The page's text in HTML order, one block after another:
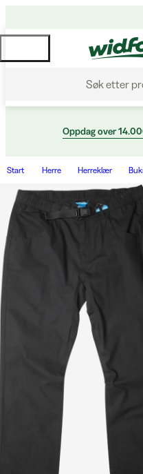
Søk etter
Oppdag over
Start Herre Herreklær